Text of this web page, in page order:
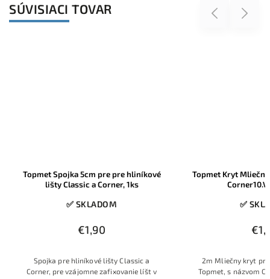
SÚVISIACI TOVAR Previous
hliníkové
líšt v
Topmet Kryt Mliečny pre hliníkove lišty
Corner10.V2, 2m, 1ks
2m Mliečny kryt pre hliníkové lišty od
Topmet, s názvom Corner10.V2. Mliečno
10ks
Next